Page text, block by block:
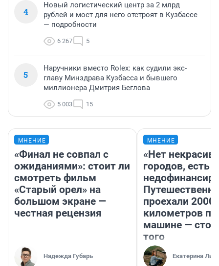
4
Новый логистический центр за 2 млрд
рублей и мост для него отстроят в Кузбассе
— подробности
6 267 5
5
Наручники вместо Rolex: как судили экс-
главу Минздрава Кузбасса и бывшего
миллионера Дмитрия Беглова
5 003 15
МНЕНИЕ
«Финал не совпал с
ожиданиями»: стоит ли
смотреть фильм
«Старый орел» на
большом экране —
честная рецензия
Надежда Губарь
МНЕНИЕ
«Нет
городов, есть
проехали 2000
километров по
машине —
того
Екатерина